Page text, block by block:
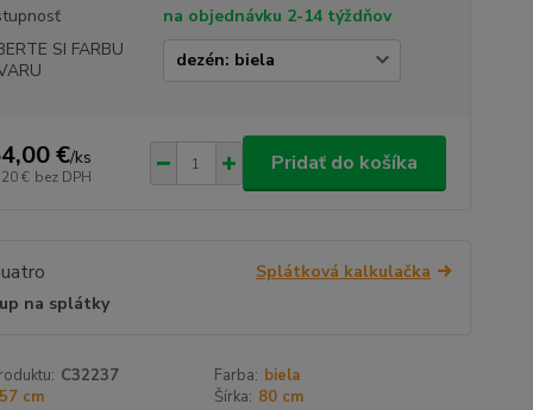
na objednávku 2-14 týždňov
SI FARBU
€/ks
€ bez DPH
Pridať do košíka
Splátková kalkulačka
na splátky
C32237 Farba: biela
cm
Šírka: 80 cm